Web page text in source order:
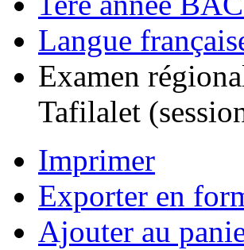
Langue
Examen
Tafilalet
Imprimer
Exporter en
Ajouter au